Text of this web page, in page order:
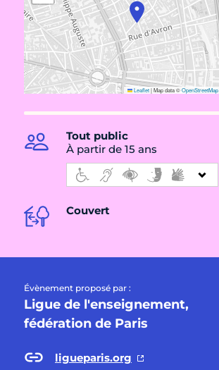
Leaflet|Map data ©OpenStreetMap
Tout public
À partir de 15 ans
Couvert
Évènement proposé par :
Ligue de l'enseignement,
fédération de Paris
ligueparis.org